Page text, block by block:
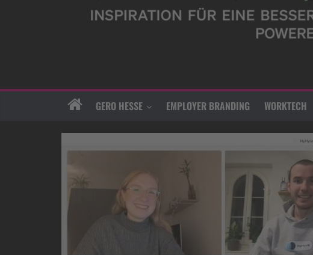
GERO HESSE EMPLOYER BRANDING WORKTECH